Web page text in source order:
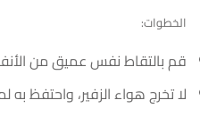
الخطوات:
قم بالتقاط نفس عميق من الأنف
لا تخرج هواء الزفير، واحتفظ به لمدة 7